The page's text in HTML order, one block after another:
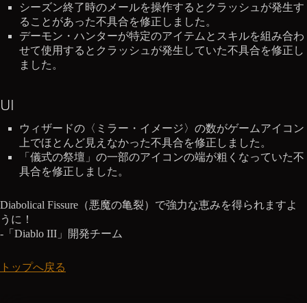
シーズン終了時のメールを操作するとクラッシュが発生す
ることがあった不具合を修正しました。
デーモン・ハンターが特定のアイテムとスキルを組み合わ
せて使用するとクラッシュが発生していた不具合を修正し
ました。
UI
ウィザードの〈ミラー・イメージ〉の数がゲームアイコン
上でほとんど見えなかった不具合を修正しました。
「儀式の祭壇」の一部のアイコンの端が粗くなっていた不
具合を修正しました。
Diabolical Fissure（悪魔の亀裂）で強力な恵みを得られますよ
うに！
-「Diablo III」開発チーム
トップへ戻る